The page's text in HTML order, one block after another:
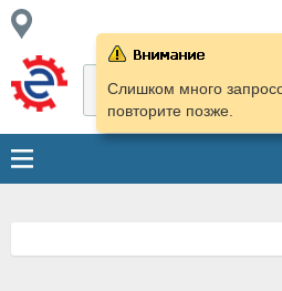
Слишком много
повторите позже.